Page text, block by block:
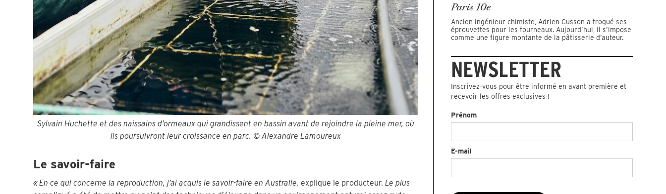
Sylvain Huchette et des naissains d’ormeaux qui grandissent en bassin avant de rejoindre la pleine mer, où
ils poursuivront leur croissance en parc. © Alexandre Lamoureux
Le savoir-faire
« En ce qui concerne la reproduction, j’ai acquis le savoir-faire en Australie, explique le producteur. Le plus
Paris 10e
Ancien ingénieur chimiste, Adrien Cusson a troqué ses
éprouvettes pour les fourneaux. Aujourd’hui, il s’impose
comme une figure montante de la pâtisserie d’auteur.
NEWSLETTER
Inscrivez-vous pour être informé en avant première et
recevoir les offres exclusives !
Prénom
E-mail